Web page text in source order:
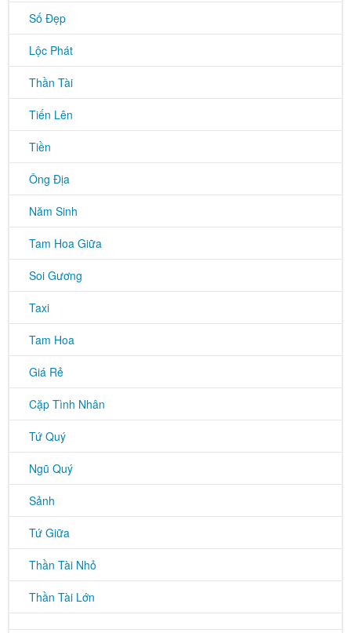
Số Đẹp
Lộc Phát
Thần Tài
Tiến Lên
Tiền
Ông Địa
Năm Sinh
Tam Hoa Giữa
Soi Gương
Taxi
Tam Hoa
Giá Rẻ
Cặp Tình Nhân
Tứ Quý
Ngũ Quý
Sảnh
Tứ Giữa
Thần Tài Nhỏ
Thần Tài Lớn